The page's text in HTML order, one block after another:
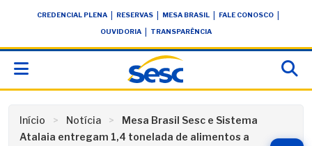
conteúdoCREDENCIAL PLENA RESERVAS MESA BRASIL FALE CONOSCO
OUVIDORIA TRANSPARÊNCIA
Início Notícia
Mesa Brasil Sesc e Sistema
Atalaia entregam 1,4 tonelada de alimentos a